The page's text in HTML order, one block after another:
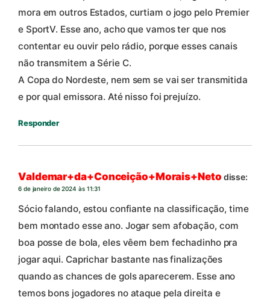
mora em outros Estados, curtiam o jogo pelo Premier
e SportV. Esse ano, acho que vamos ter que nos
contentar eu ouvir pelo rádio, porque esses canais
não transmitem a Série C.
A Copa do Nordeste, nem sem se vai ser transmitida
e por qual emissora. Até nisso foi prejuízo.
Responder
Valdemar+da+Conceição+Morais+Neto disse:
6 de janeiro de 2024 às 11:31
Sócio falando, estou confiante na classificação, time
bem montado esse ano. Jogar sem afobação, com
boa posse de bola, eles vêem bem fechadinho pra
jogar aqui. Caprichar bastante nas finalizações
quando as chances de gols aparecerem. Esse ano
temos bons jogadores no ataque pela direita e